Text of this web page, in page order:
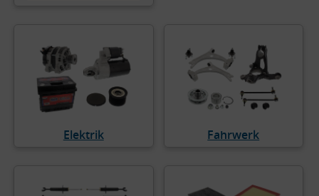
Elektrik Fahrwerk